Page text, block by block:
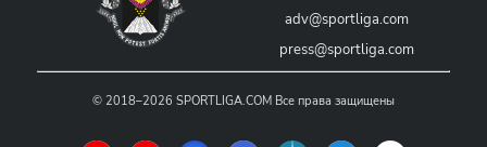
adv@sportliga.com
press@sportliga.com
© 2018–2026 SPORTLIGA.COM Все права защищены